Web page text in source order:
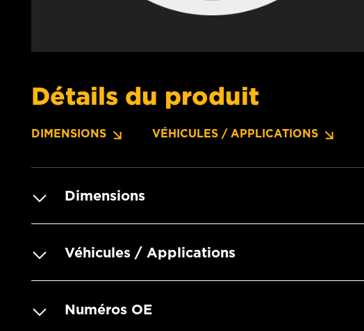
Détails du produit
DIMENSIONS VÉHICULES / APPLICATIONS
Dimensions
Véhicules / Applications
Numéros OE